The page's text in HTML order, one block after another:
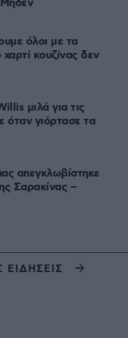
Μηδέν
όλοι με τα
κουζίνας δεν
μιλά για τις
όταν γιόρτασε τα
απεγκλωβίστηκε
Σαρακίνας –
ΕΙΔΗΣΕΙΣ